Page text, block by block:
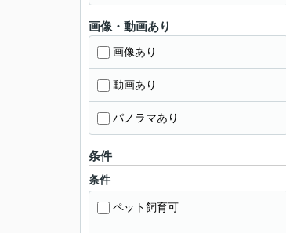
画像・動画あり
画像あり
動画あり
パノラマあり
条件
条件
ペット飼育可